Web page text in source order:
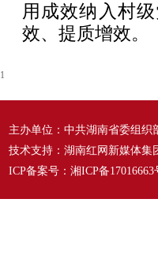
用成效纳入村
效、提质增效。
1
主办单位：中共湖南省委组织
技术支持：湖南红网新媒体集
ICP备案号： 湘ICP备17016663